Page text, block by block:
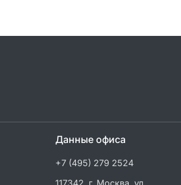
Данные офиса
+7 (495) 279 2524